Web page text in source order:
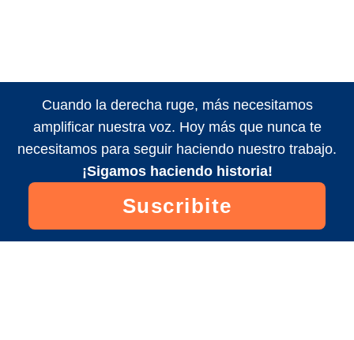
Cuando la derecha ruge, más necesitamos
amplificar nuestra voz. Hoy más que nunca te
necesitamos para seguir haciendo nuestro trabajo.
¡Sigamos haciendo historia!
Suscribite